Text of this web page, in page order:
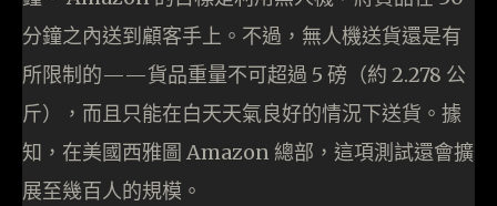
分鐘之內送到顧客手上。不過，無人機送貨還是有
所限制的——貨品重量不可超過 5 磅（約 2.278 公
斤），而且只能在白天天氣良好的情況下送貨。據
知，在美國西雅圖 Amazon 總部，這項測試還會擴
展至幾百人的規模。